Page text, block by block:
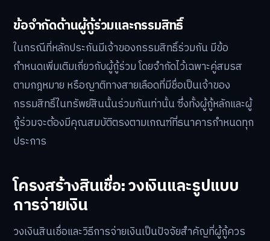
ข้อจำกัดด้านผู้กู้ร่วมและกรรมสิทธิ์
ในกรณีที่หลักประกันมีเจ้าของกรรมสิทธิ์ร่วมกัน มีข้อ
กำหนดเพิ่มเติมเกี่ยวกับผู้กู้ร่วม โดยจำกัดไว้เฉพาะคู่สมรส
ตามกฎหมาย หรือญาติทางสายเลือดที่มีชื่อเป็นเจ้าของ
กรรมสิทธิ์ในทรัพย์สินนั้นร่วมกันเท่านั้น ซึ่งทั้งผู้กู้หลักและผู้
กู้ร่วมจะต้องมีคุณสมบัติตรงตามเกณฑ์ที่ธนาคารกำหนดทุก
ประการ
โครงสร้างสินเชื่อ: วงเงินและรูปแบบ
การจ่ายเงิน
วงเงินสินเชื่อและวิธีการจ่ายเงินเป็นปัจจัยสำคัญที่ผู้กู้ควร